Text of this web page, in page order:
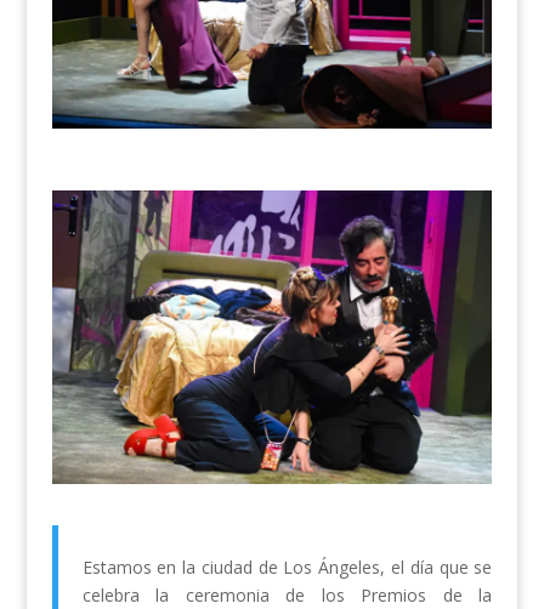
Estamos en la ciudad de Los Ángeles, el día que se
celebra la ceremonia de los Premios de la